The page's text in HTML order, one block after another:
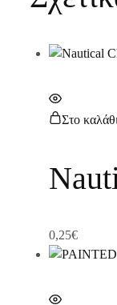
Στο καλάθι
0,25€